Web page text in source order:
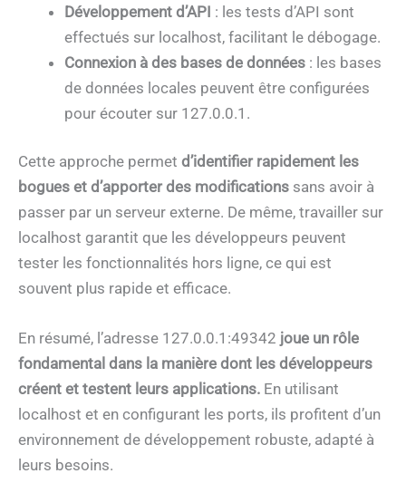
Développement d’API : les tests d’API sont
effectués sur localhost, facilitant le débogage.
Connexion à des bases de données : les bases
de données locales peuvent être configurées
pour écouter sur 127.0.0.1.
Cette approche permet d’identifier rapidement les
bogues et d’apporter des modifications sans avoir à
passer par un serveur externe. De même, travailler sur
localhost garantit que les développeurs peuvent
tester les fonctionnalités hors ligne, ce qui est
souvent plus rapide et efficace.
En résumé, l’adresse 127.0.0.1:49342 joue un rôle
fondamental dans la manière dont les développeurs
créent et testent leurs applications. En utilisant
localhost et en configurant les ports, ils profitent d’un
environnement de développement robuste, adapté à
leurs besoins.